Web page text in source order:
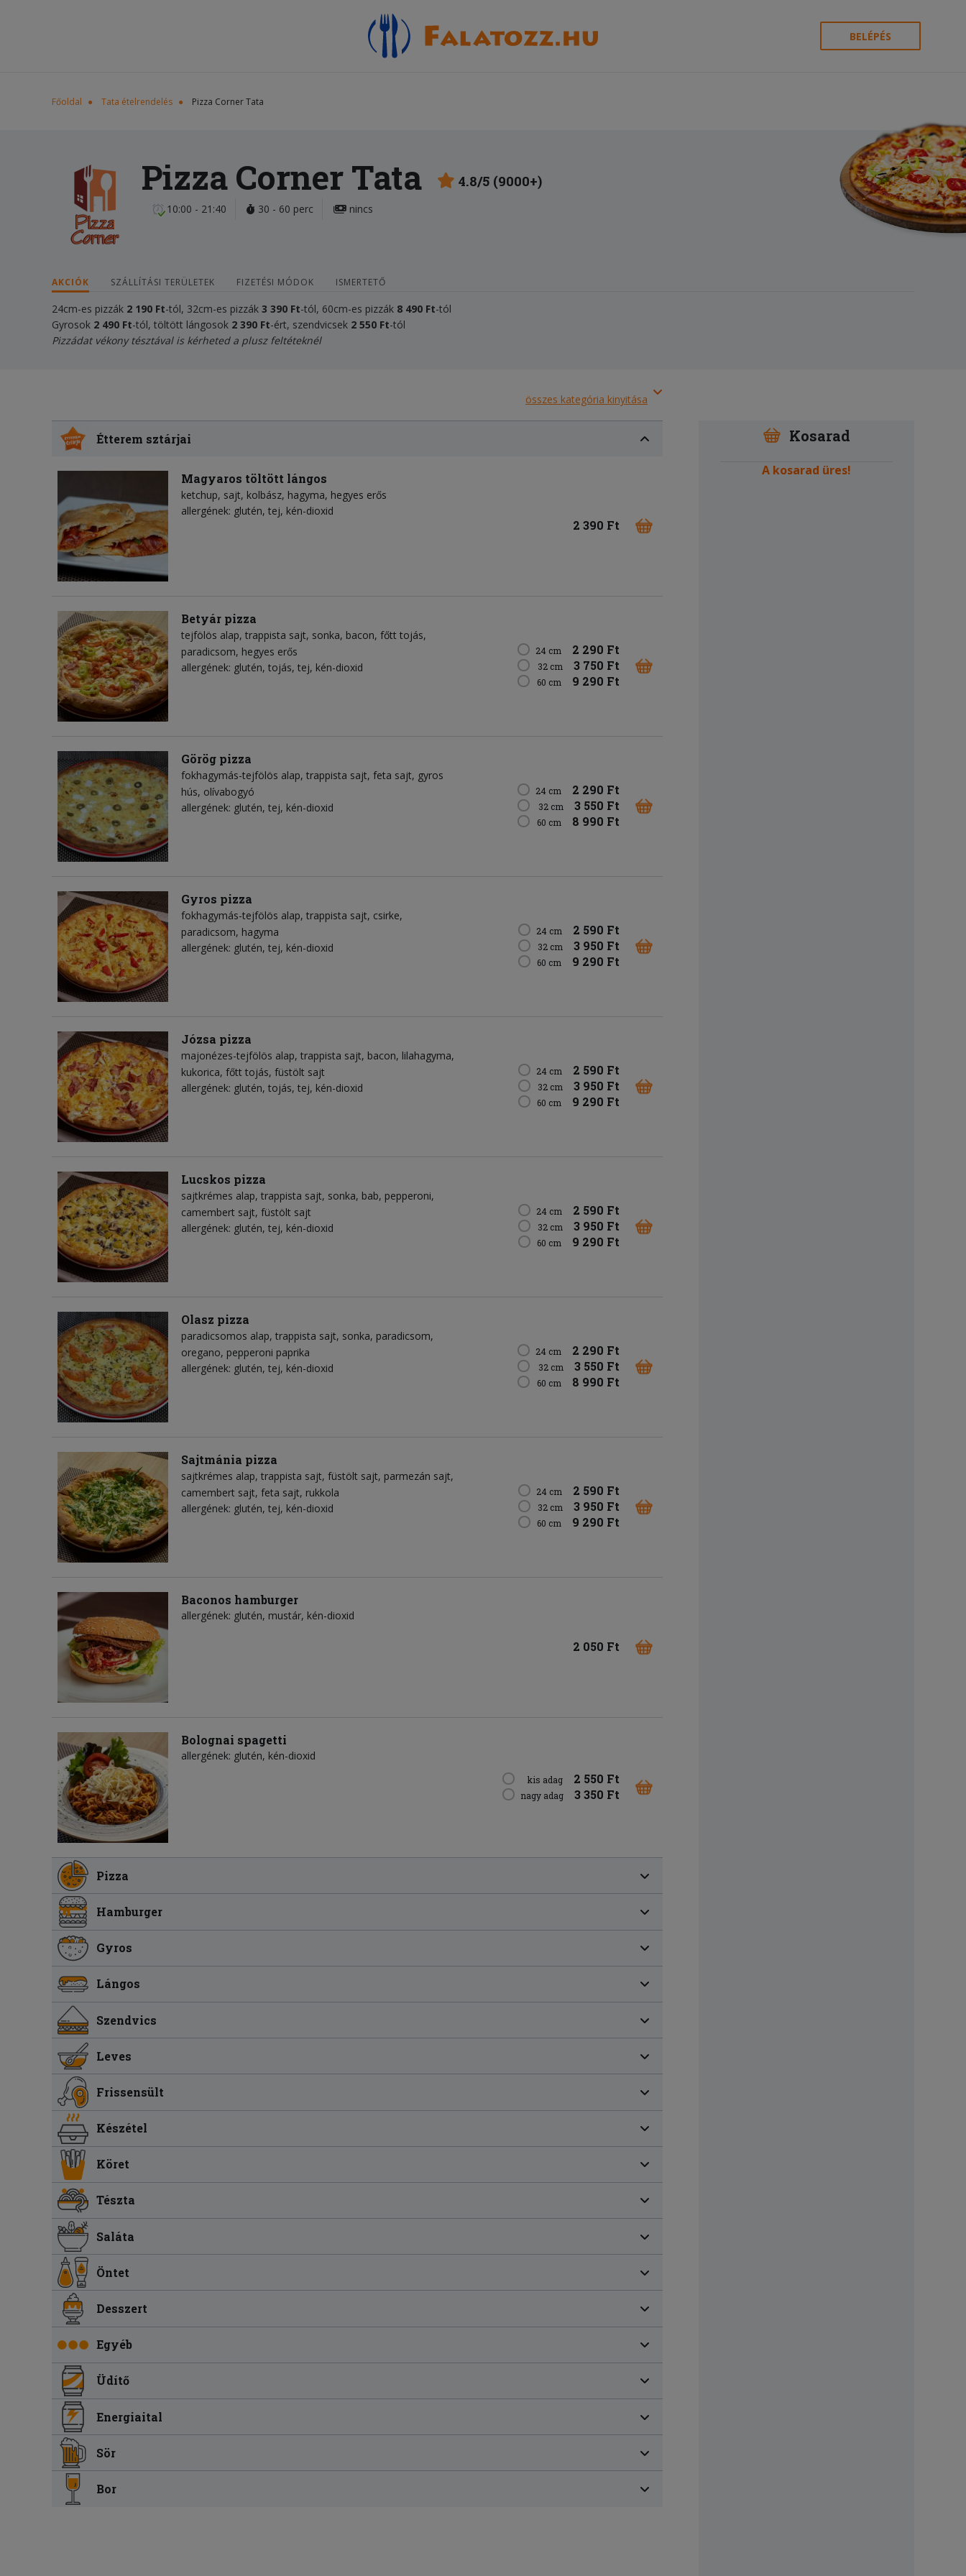
BELÉPÉS
Főoldal Tata ételrendelés Pizza Corner Tata
Pizza Corner Tata 4.8/5 (9000+)
10:00 - 21:40 30 - 60 perc nincs
AKCIÓK SZÁLLÍTÁSI TERÜLETEK FIZETÉSI MÓDOK ISMERTETŐ
24cm-es pizzák 2 190 Ft-tól, 32cm-es pizzák 3 390 Ft-tól, 60cm-es pizzák 8 490 Ft-tól
Gyrosok 2 490 Ft-tól, töltött lángosok 2 390 Ft-ért, szendvicsek 2 550 Ft-tól
Pizzádat vékony tésztával is kérheted a plusz feltéteknél
összes kategória kinyitása
Étterem sztárjai
Magyaros töltött lángos
ketchup sajt kolbász hagyma hegyes erős
allergének: glutén, tej, kén-dioxid
2 390 Ft
Betyár pizza
tejfölös alap trappista sajt sonka bacon főtt tojás
paradicsom hegyes erős
allergének: glutén, tojás, tej, kén-dioxid
24 cm 2 290 Ft
32 cm 3 750 Ft
60 cm 9 290 Ft
Görög pizza
fokhagymás-tejfölös alap trappista sajt feta sajt gyros
hús olívabogyó
allergének: glutén, tej, kén-dioxid
24 cm 2 290 Ft
32 cm 3 550 Ft
60 cm 8 990 Ft
Gyros pizza
fokhagymás-tejfölös alap trappista sajt csirke
paradicsom hagyma
allergének: glutén, tej, kén-dioxid
24 cm 2 590 Ft
32 cm 3 950 Ft
60 cm 9 290 Ft
Józsa pizza
majonézes-tejfölös alap trappista sajt bacon lilahagyma
kukorica főtt tojás füstölt sajt
allergének: glutén, tojás, tej, kén-dioxid
24 cm 2 590 Ft
32 cm 3 950 Ft
60 cm 9 290 Ft
Lucskos pizza
sajtkrémes alap trappista sajt sonka bab pepperoni
camembert sajt füstölt sajt
allergének: glutén, tej, kén-dioxid
24 cm 2 590 Ft
32 cm 3 950 Ft
60 cm 9 290 Ft
Olasz pizza
paradicsomos alap trappista sajt sonka paradicsom
oregano pepperoni paprika
allergének: glutén, tej, kén-dioxid
24 cm 2 290 Ft
32 cm 3 550 Ft
60 cm 8 990 Ft
Sajtmánia pizza
sajtkrémes alap trappista sajt füstölt sajt parmezán sajt
camembert sajt feta sajt rukkola
allergének: glutén, tej, kén-dioxid
24 cm 2 590 Ft
32 cm 3 950 Ft
60 cm 9 290 Ft
Baconos hamburger
allergének: glutén, mustár, kén-dioxid
2 050 Ft
Bolognai spagetti
allergének: glutén, kén-dioxid
kis adag 2 550 Ft
nagy adag 3 350 Ft
Pizza
Hamburger
Gyros
Lángos
Szendvics
Leves
Frissensült
Készétel
Köret
Tészta
Saláta
Öntet
Desszert
Egyéb
Üdítő
Energiaital
Sör
Bor
Kosarad
A kosarad üres!